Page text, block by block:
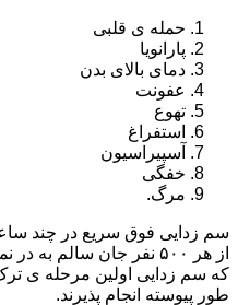
حمله ی قلبی
پارانویا
دمای بالای بدن
عفونت
تهوع
استفراغ
آسپیراسیون
خفگی
مرگ.
از هر ۵۰۰ نفر جان سالم
که سم زدایی اولین مرحله ی
طور پیوسته انجام پذیرند.